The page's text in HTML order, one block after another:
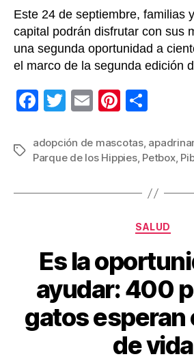
Este 24 de septiembre, familias
capital podrán disfrutar con sus
una segunda oportunidad a
el marco de la segunda edición
F
c
e
b
k
T
tt
er
E
ail
Pi
er
e
st
m
p
ar
Etiquetas
adopción de mascotas,
Parque de los Hippies, Petbox,
SALUD
Es la
ayudar: 400
gatos esperan
de vida